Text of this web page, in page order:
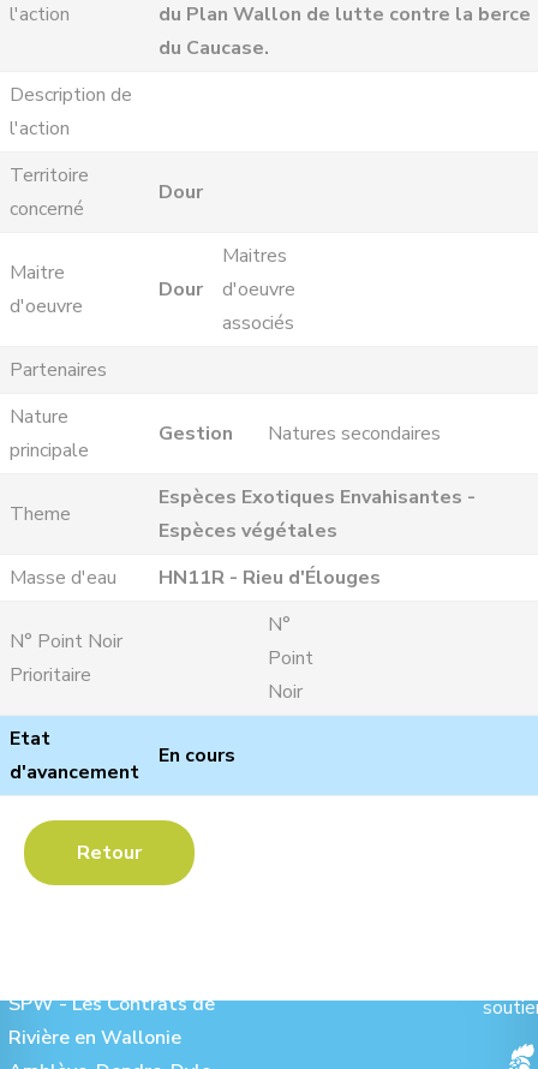
l'action
du Plan Wallon de lutte contre la berce
du Caucase.
Description de
l'action
Territoire
concerné
Dour
Maitre
d'oeuvre
Dour
Maitres
d'oeuvre
associés
Partenaires
Nature
principale
Gestion Natures secondaires
Theme
Espèces Exotiques Envahisantes -
Espèces végétales
Masse d'eau
HN11R - Rieu d'Élouges
N° Point Noir
Prioritaire
N°
Point
Noir
Etat
d'avancement
En cours
Retour
SPW - Les Contrats de
Rivière en Wallonie